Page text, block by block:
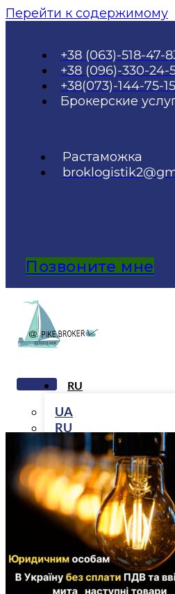
Перейти к содержимому
+38 (063)-518-47-
+38 (096)-330-24-
+38(073)-144-75-
Брокерские
Растаможка
Позвоните мне
RU
UA
RU
ГЛАВНАЯ
УСЛУГИ
Таможенное
оформление грузов
Разрешительные
документы
Фитосанитарные
сертификаты